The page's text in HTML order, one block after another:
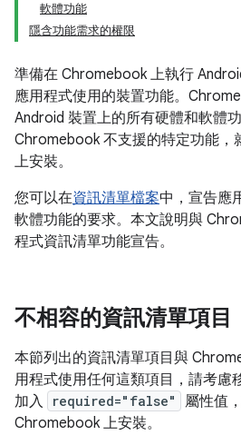
軟體功能
隱含功能需求的權限
準備在 Chromebook 上執行
應用程式使用的裝置功能。
Android 裝置上的所有硬體和軟體
Chromebook 不支援的特定功能，
上安裝。
您可以在資訊清單檔案中，宣告應
軟體功能的要求。本文說明與
程式資訊清單功能宣告。
不相容的資訊清單項目
本節列出的資訊清單項目與
用程式使用任何這類項目，請考慮
加入
required="false"
屬性值
Chromebook 上安裝。